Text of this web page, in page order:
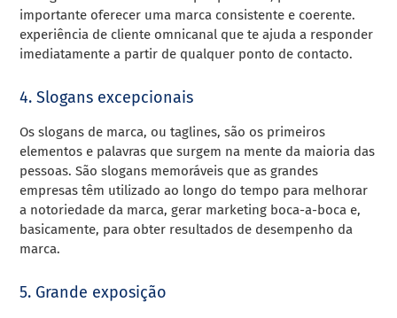
importante oferecer uma marca consistente e coerente.
experiência de cliente omnicanal que te ajuda a responder
imediatamente a partir de qualquer ponto de contacto.
4. Slogans excepcionais
Os slogans de marca, ou taglines, são os primeiros
elementos e palavras que surgem na mente da maioria das
pessoas. São slogans memoráveis que as grandes
empresas têm utilizado ao longo do tempo para melhorar
a notoriedade da marca, gerar marketing boca-a-boca e,
basicamente, para obter resultados de desempenho da
marca.
5. Grande exposição